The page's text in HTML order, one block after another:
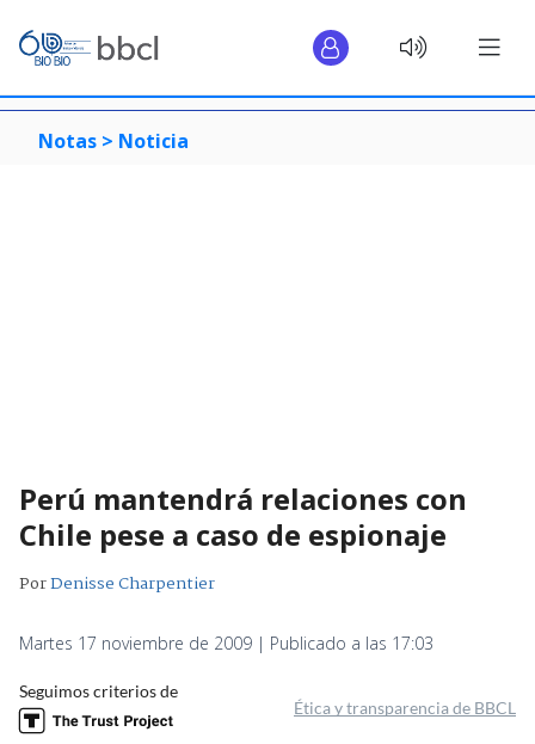
Notas > Noticia
Perú mantendrá relaciones con
Chile pese a caso de espionaje
PorDenisse Charpentier
Martes 17 noviembre de 2009 | Publicado a las 17:03
Seguimos criterios de
Ética y transparencia de BBCL